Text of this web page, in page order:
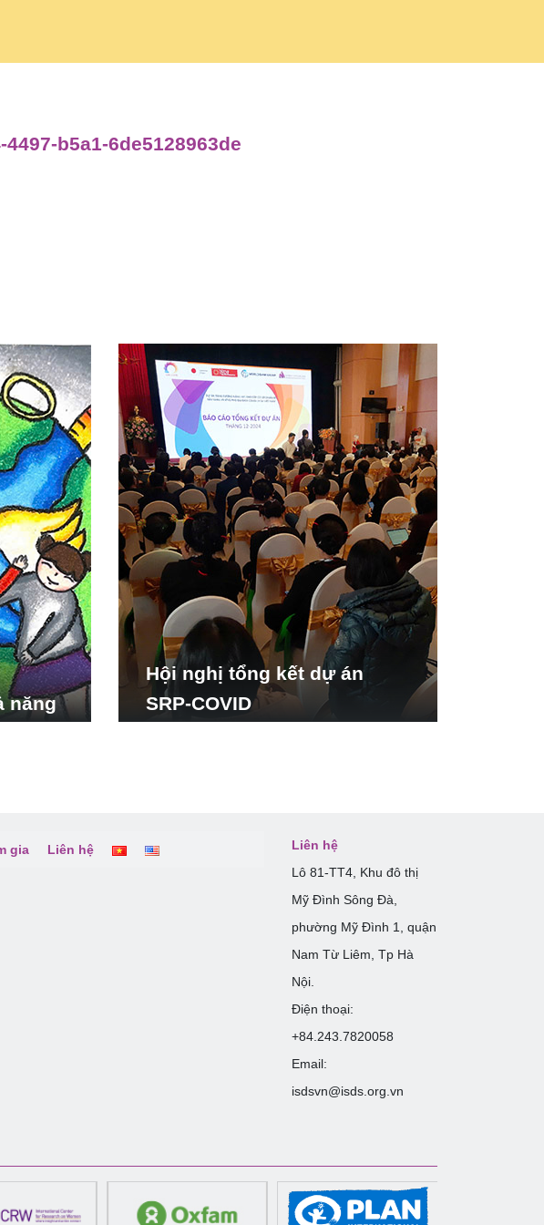
b5a1-6de5128963de
năng
Hội nghị tổng kết dự án
SRP-COVID
gia Liên hệ
Liên hệ
Lô 81-TT4, Khu đô thị
Mỹ Đình Sông Đà,
phường Mỹ Đình 1, quận
Nam Từ Liêm, Tp Hà
Nội.
Điện thoại:
+84.243.7820058
Email:
isdsvn@isds.org.vn